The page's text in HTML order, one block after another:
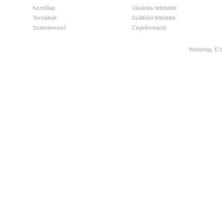
Kezdőlap
Termékek
Szalonkereső
Vásárlási feltételek
Szállítási feltételek
Céginformáció
Webshop, E-